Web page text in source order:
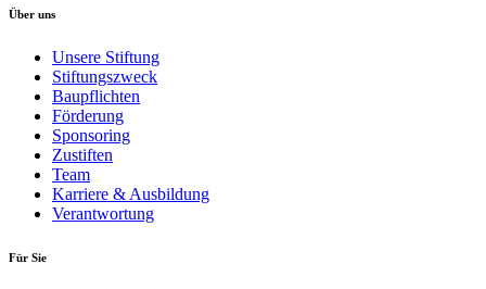
Über uns
Unsere Stiftung
Stiftungszweck
Baupflichten
Förderung
Sponsoring
Zustiften
Team
Karriere & Ausbildung
Verantwortung
Für Sie